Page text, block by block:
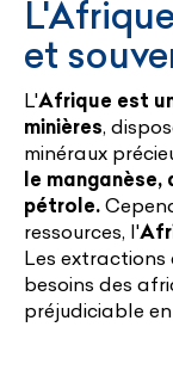
et
L'Afrique est
minières,
minéraux
le
pétrole.
ressources, l'
Les
besoins des
préjudiciable